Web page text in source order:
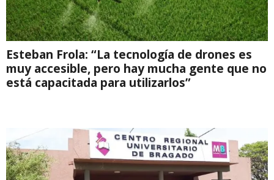
Esteban Frola: “La tecnología de drones es
muy accesible, pero hay mucha gente que no
está capacitada para utilizarlos”